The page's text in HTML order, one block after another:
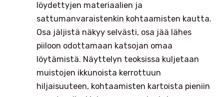
löydettyjen materiaalien ja
sattumanvaraistenkin kohtaamisten kautta.
Osa jäljistä näkyy selvästi, osa jää lähes
piiloon odottamaan katsojan omaa
löytämistä. Näyttelyn teoksissa kuljetaan
muistojen ikkunoista kerrottuun
hiljaisuuteen, kohtaamisten kartoista pieniin